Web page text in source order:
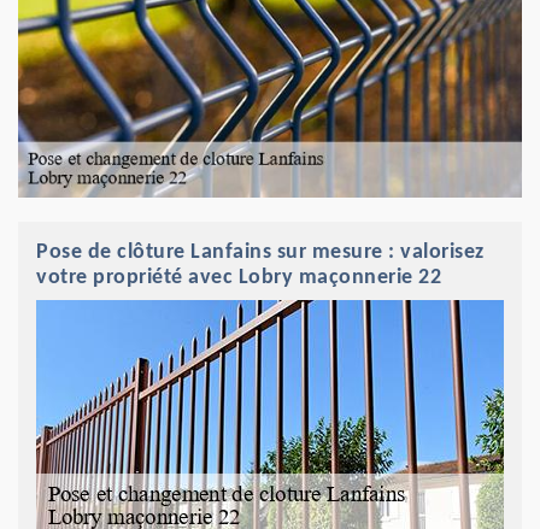
Pose de clôture Lanfains sur mesure : valorisez
votre propriété avec Lobry maçonnerie 22